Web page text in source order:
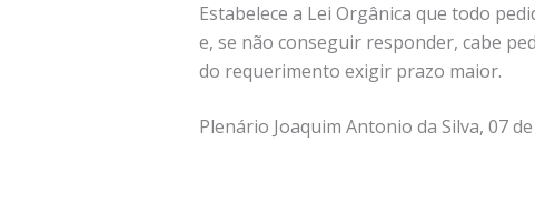
Estabelece a Lei Orgânica que todo
e, se não conseguir responder, cabe
do requerimento exigir prazo maior.
Plenário Joaquim Antonio da Silva, 07